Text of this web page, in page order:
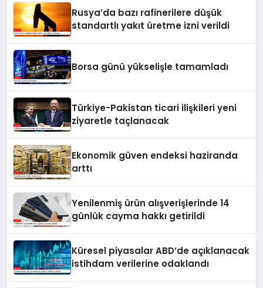
Rusya’da bazı rafinerilere düşük
standartlı yakıt üretme izni verildi
Borsa günü yükselişle tamamladı
Türkiye-Pakistan ticari ilişkileri yeni
ziyaretle taçlanacak
Ekonomik güven endeksi haziranda
arttı
Yenilenmiş ürün alışverişlerinde 14
günlük cayma hakkı getirildi
Küresel piyasalar ABD’de açıklanacak
istihdam verilerine odaklandı